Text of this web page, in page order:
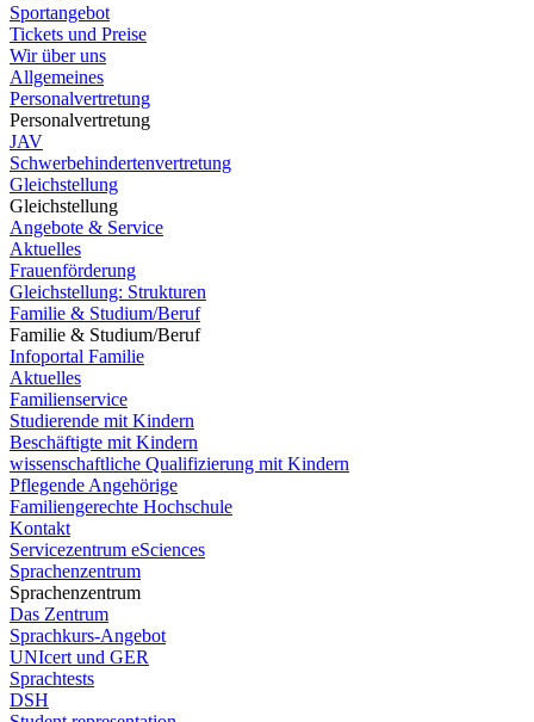
Sportangebot
Tickets und Preise
Wir über uns
Allgemeines
Personalvertretung
Personalvertretung
JAV
Schwerbehindertenvertretung
Gleichstellung
Gleichstellung
Angebote & Service
Aktuelles
Frauenförderung
Gleichstellung: Strukturen
Familie & Studium/Beruf
Familie & Studium/Beruf
Infoportal Familie
Aktuelles
Familienservice
Studierende mit Kindern
Beschäftigte mit Kindern
wissenschaftliche Qualifizierung mit Kindern
Pflegende Angehörige
Familiengerechte Hochschule
Kontakt
Servicezentrum eSciences
Sprachenzentrum
Sprachenzentrum
Das Zentrum
Sprachkurs-Angebot
UNIcert und GER
Sprachtests
DSH